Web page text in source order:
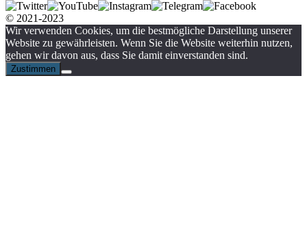
© 2021-2023
Wir verwenden Cookies, um die bestmögliche Darstellung unserer
Website zu gewährleisten. Wenn Sie die Website weiterhin nutzen,
gehen wir davon aus, dass Sie damit einverstanden sind.
Zustimmen